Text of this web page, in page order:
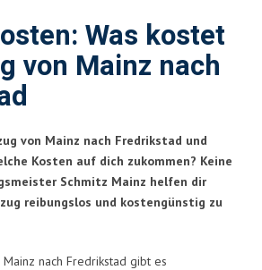
Was kostet
von Mainz nach
von Mainz nach Fredrikstad und
Kosten auf dich zukommen? Keine
Schmitz Mainz helfen dir
reibungslos und kostengünstig zu
nach Fredrikstad gibt es